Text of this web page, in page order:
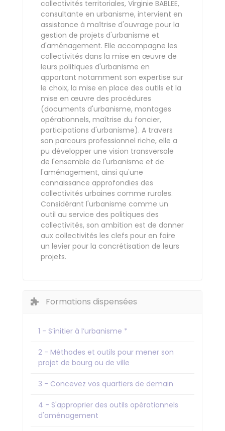
collectivités territoriales, Virginie BABLEE,
consultante en urbanisme, intervient en
assistance à maîtrise d'ouvrage pour la
gestion de projets d'urbanisme et
d'aménagement. Elle accompagne les
collectivités dans la mise en œuvre de
leurs politiques d'urbanisme en
apportant notamment son expertise sur
le choix, la mise en place des outils et la
mise en œuvre des procédures
(documents d'urbanisme, montages
opérationnels, maîtrise du foncier,
participations d'urbanisme). A travers
son parcours professionnel riche, elle a
pu développer une vision transversale
de l'ensemble de l'urbanisme et de
l'aménagement, ainsi qu'une
connaissance approfondies des
collectivités urbaines comme rurales.
Considérant l'urbanisme comme un
outil au service des politiques des
collectivités, son ambition est de donner
aux collectivités les clefs pour en faire
un levier pour la concrétisation de leurs
projets.
Formations dispensées
1 - S’initier à l’urbanisme *
2 - Méthodes et outils pour mener son
projet de bourg ou de ville
3 - Concevez vos quartiers de demain
4 - S'approprier des outils opérationnels
d'aménagement